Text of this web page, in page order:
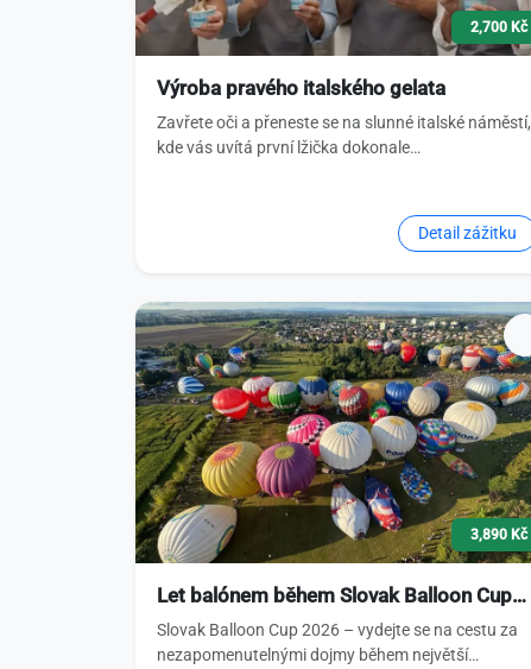
2,700 Kč
Výroba pravého italského gelata
Zavřete oči a přeneste se na slunné italské náměstí,
kde vás uvítá první lžička dokonale…
Detail zážitku
3,890 Kč
Let balónem během Slovak Balloon Cup…
Slovak Balloon Cup 2026 – vydejte se na cestu za
nezapomenutelnými dojmy během největší…